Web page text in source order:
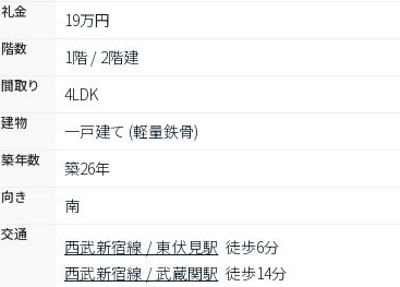
礼金 19万円
階数 1階 / 2階建
間取り 4LDK
建物 一戸建て (軽量鉄骨)
築年数 築26年
向き 南
交通
西武新宿線 / 東伏見駅 徒歩6分
西武新宿線 / 武蔵関駅 徒歩14分